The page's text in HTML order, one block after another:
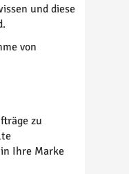
und diese
von
zu
Ihre Marke